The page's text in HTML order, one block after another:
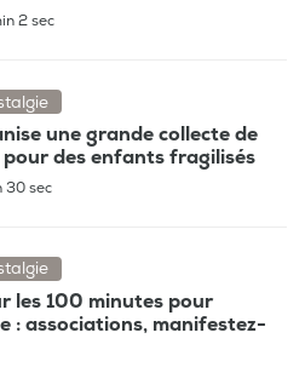
2 sec
une grande collecte de
des enfants fragilisés
30 sec
les 100 minutes pour
: associations, manifestez-